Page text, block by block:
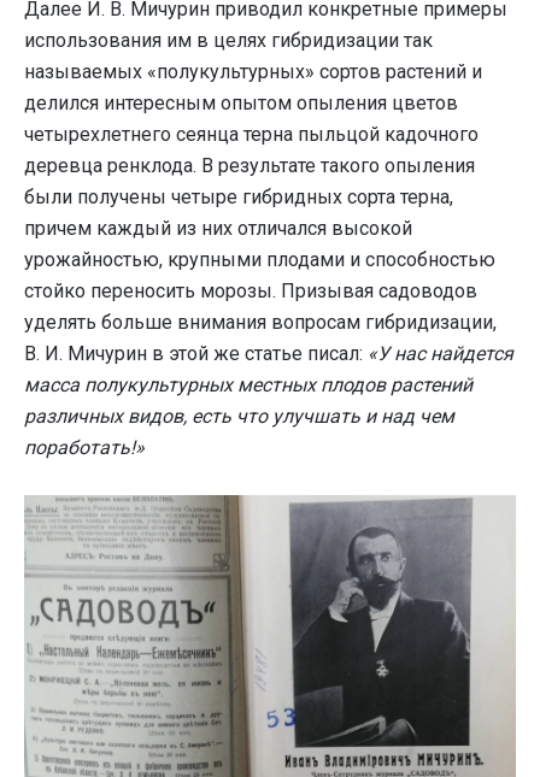
Далее И. В. Мичурин приводил конкретные примеры
использования им в целях гибридизации так
называемых «полукультурных» сортов растений и
делился интересным опытом опыления цветов
четырехлетнего сеянца терна пыльцой кадочного
деревца ренклода. В результате такого опыления
были получены четыре гибридных сорта терна,
причем каждый из них отличался высокой
урожайностью, крупными плодами и способностью
стойко переносить морозы. Призывая садоводов
уделять больше внимания вопросам гибридизации,
В. И. Мичурин в этой же статье писал: «У нас найдется
масса полукультурных местных плодов растений
различных видов, есть что улучшать и над чем
поработать!»